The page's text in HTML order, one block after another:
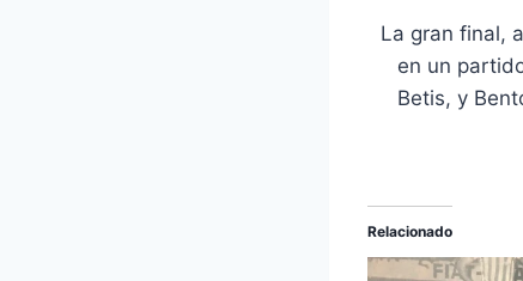
La gran final,
en un
Betis, y
Relacionado